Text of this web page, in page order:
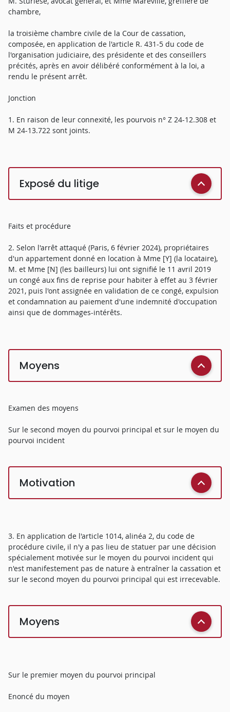
chambre,
la troisième chambre civile de la Cour de cassation,
composée, en application de l'article R. 431-5 du code de
l'organisation judiciaire, des présidente et des conseillers
précités, après en avoir délibéré conformément à la loi, a
rendu le présent arrêt.
Jonction
1. En raison de leur connexité, les pourvois n° Z 24-12.308 et
M 24-13.722 sont joints.
Exposé du litige
Faits et procédure
2. Selon l'arrêt attaqué (Paris, 6 février 2024), propriétaires
d'un appartement donné en location à Mme [Y] (la locataire),
M. et Mme [N] (les bailleurs) lui ont signifié le 11 avril 2019
un congé aux fins de reprise pour habiter à effet au 3 février
2021, puis l'ont assignée en validation de ce congé, expulsion
et condamnation au paiement d'une indemnité d'occupation
ainsi que de dommages-intérêts.
Moyens
Examen des moyens
Sur le second moyen du pourvoi principal et sur le moyen du
pourvoi incident
Motivation
3. En application de l'article 1014, alinéa 2, du code de
procédure civile, il n'y a pas lieu de statuer par une décision
spécialement motivée sur le moyen du pourvoi incident qui
n'est manifestement pas de nature à entraîner la cassation et
sur le second moyen du pourvoi principal qui est irrecevable.
Moyens
Sur le premier moyen du pourvoi principal
Enoncé du moyen